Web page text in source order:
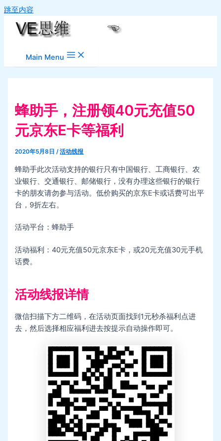
跳至内容
Main Menu
蜂助手，注册领40元充值50
元京东E卡等福利
2020年5月8日/活动线报
蜂助手此次活动支持的银行只有中国银行、工商银行、农
业银行、交通银行、邮储银行，没有办理这些银行的银行
卡的朋友请勿参与活动。低价购买的京东E卡或话费可出平
台，9折左右。
活动平台：蜂助手
活动福利：40元充值50元京东E卡，或20元充值30元手机
话费。
活动线报详情
微信扫描下方二维码，在活动页面找到1元秒杀福利点进
去，然后选择相应福利进去按提示自动操作即可。